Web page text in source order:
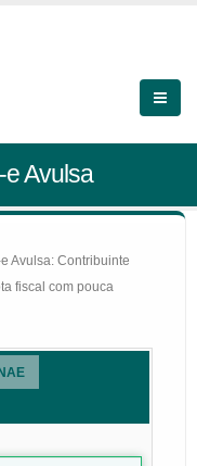
Avulsa
Avulsa: Contribuinte
fiscal com pouca